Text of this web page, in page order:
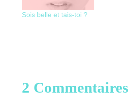
Sois belle et tais-toi ?
2 Commentaires